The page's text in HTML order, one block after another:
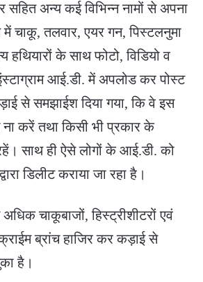
सहित अन्य कई विभिन्न नामों से अपना
चाकू, तलवार, एयर गन, पिस्टलनुमा
हथियारों के साथ फोटो, विडियो व
आई.डी. में अपलोड कर पोस्ट
से समझाईश दिया गया, कि वे इस
ना करें तथा किसी भी प्रकार के
साथ ही ऐसे लोगों के आई.डी. को
डिलीट कराया जा रहा है।
चाकूबाजों, हिस्ट्रीशीटरों एवं
ब्रांच हाजिर कर कड़ाई से
है।